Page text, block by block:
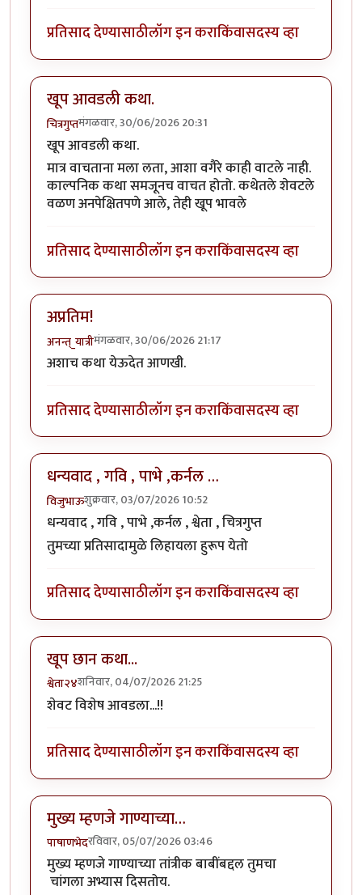
प्रतिसाद देण्यासाठीलॉग इन कराकिंवासदस्य व्हा
खूप आवडली कथा.
चित्रगुप्तमंगळवार, 30/06/2026 20:31
खूप आवडली कथा.
मात्र वाचताना मला लता, आशा वगैरे काही वाटले नाही.
काल्पनिक कथा समजूनच वाचत होतो. कथेतले शेवटले
वळण अनपेक्षितपणे आले, तेही खूप भावले
प्रतिसाद देण्यासाठीलॉग इन कराकिंवासदस्य व्हा
अप्रतिम!
अनन्त्_यात्रीमंगळवार, 30/06/2026 21:17
अशाच कथा येऊदेत आणखी.
प्रतिसाद देण्यासाठीलॉग इन कराकिंवासदस्य व्हा
धन्यवाद , गवि , पाभे ,कर्नल …
विजुभाऊशुक्रवार, 03/07/2026 10:52
धन्यवाद , गवि , पाभे ,कर्नल , श्वेता , चित्रगुप्त
तुमच्या प्रतिसादामुळे लिहायला हुरूप येतो
प्रतिसाद देण्यासाठीलॉग इन कराकिंवासदस्य व्हा
खूप छान कथा...
श्वेता२४शनिवार, 04/07/2026 21:25
शेवट विशेष आवडला...!!
प्रतिसाद देण्यासाठीलॉग इन कराकिंवासदस्य व्हा
मुख्य म्हणजे गाण्याच्या…
पाषाणभेदरविवार, 05/07/2026 03:46
मुख्य म्हणजे गाण्याच्या तांत्रीक बाबींबद्दल तुमचा
चांगला अभ्यास दिसतोय.